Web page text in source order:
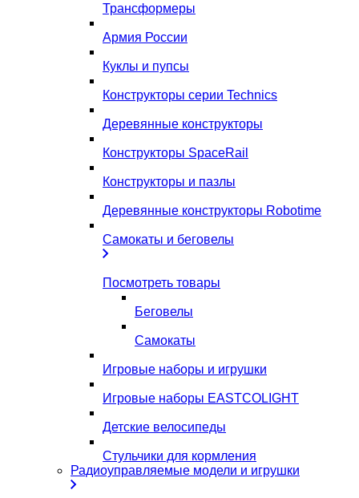
Трансформеры
Армия России
Куклы и пупсы
Конструкторы серии Technics
Деревянные конструкторы
Конструкторы SpaceRail
Конструкторы и пазлы
Деревянные конструкторы Robotime
Самокаты и беговелы
Посмотреть товары
Беговелы
Самокаты
Игровые наборы и игрушки
Игровые наборы EASTCOLIGHT
Детские велосипеды
Стульчики для кормления
Радиоуправляемые модели и игрушки